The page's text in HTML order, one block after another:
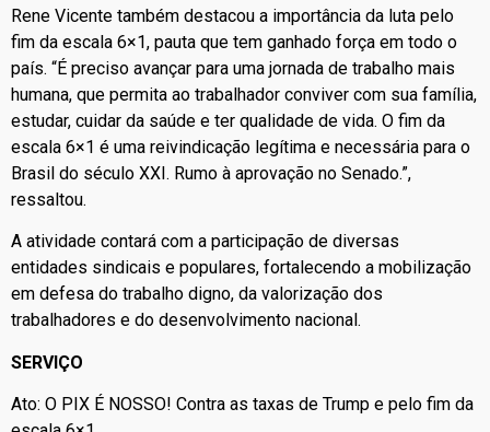
Rene Vicente também destacou a importância da luta pelo
fim da escala 6×1, pauta que tem ganhado força em todo o
país. “É preciso avançar para uma jornada de trabalho mais
humana, que permita ao trabalhador conviver com sua família,
estudar, cuidar da saúde e ter qualidade de vida. O fim da
escala 6×1 é uma reivindicação legítima e necessária para o
Brasil do século XXI. Rumo à aprovação no Senado.”,
ressaltou.
A atividade contará com a participação de diversas
entidades sindicais e populares, fortalecendo a mobilização
em defesa do trabalho digno, da valorização dos
trabalhadores e do desenvolvimento nacional.
SERVIÇO
Ato: O PIX É NOSSO! Contra as taxas de Trump e pelo fim da